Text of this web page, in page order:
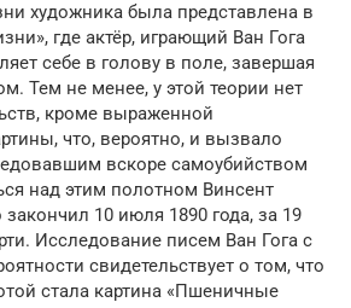
художника была представлена в
где актёр, играющий Ван Гога
себе в голову в поле, завершая
Тем не менее, у этой теории нет
кроме выраженной
что, вероятно, и вызвало
вскоре самоубийством
над этим полотном Винсент
10 июля 1890 года, за 19
Исследование писем Ван Гога с
свидетельствует о том, что
стала картина «Пшеничные